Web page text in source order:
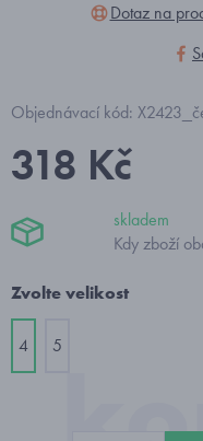
Dotaz na
Objednávací kód:
318 Kč
skladem
Kdy zboží
Zvolte velikost
4 5